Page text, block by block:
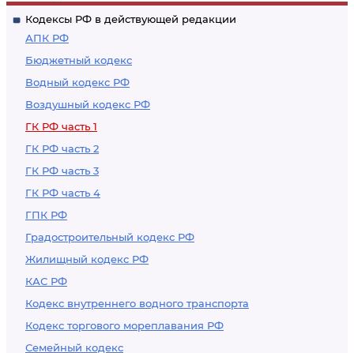
Кодексы РФ в действующей редакции
АПК РФ
Бюджетный кодекс
Водный кодекс РФ
Воздушный кодекс РФ
ГК РФ часть 1
ГК РФ часть 2
ГК РФ часть 3
ГК РФ часть 4
ГПК РФ
Градостроительный кодекс РФ
Жилищный кодекс РФ
КАС РФ
Кодекс внутреннего водного транспорта
Кодекс торгового мореплавания РФ
Семейный кодекс